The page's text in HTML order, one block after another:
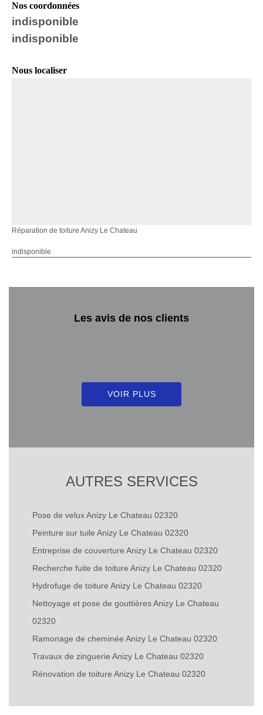
Nos coordonnées
indisponible
indisponible
Nous localiser
Réparation de toiture Anizy Le Chateau
indisponible
Les avis de nos clients
VOIR PLUS
AUTRES SERVICES
Pose de velux Anizy Le Chateau 02320
Peinture sur tuile Anizy Le Chateau 02320
Entreprise de couverture Anizy Le Chateau 02320
Recherche fuite de toiture Anizy Le Chateau 02320
Hydrofuge de toiture Anizy Le Chateau 02320
Nettoyage et pose de gouttières Anizy Le Chateau
02320
Ramonage de cheminée Anizy Le Chateau 02320
Travaux de zinguerie Anizy Le Chateau 02320
Rénovation de toiture Anizy Le Chateau 02320